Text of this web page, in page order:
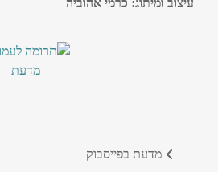
מדעת בפייסבוק